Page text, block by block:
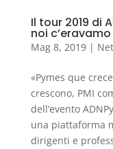
Il tour 2019 di
noi c’eravamo
Mag 8, 2019|
«Pymes que
crescono, PMI
dell’evento
una piattaforma
dirigenti e